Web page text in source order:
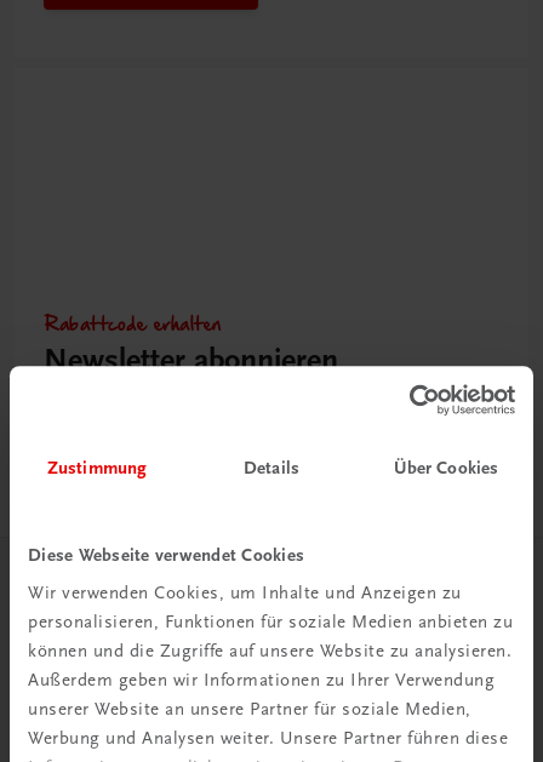
Zustimmung Details Über Cookies
Diese Webseite verwendet Cookies
Wir verwenden Cookies, um Inhalte und Anzeigen zu
personalisieren, Funktionen für soziale Medien anbieten zu
können und die Zugriffe auf unsere Website zu analysieren.
Außerdem geben wir Informationen zu Ihrer Verwendung
unserer Website an unsere Partner für soziale Medien,
Werbung und Analysen weiter. Unsere Partner führen diese
Rabattcode erhalten
Newsletter abonnieren
Herzlich willkommen bei TRAUNER!